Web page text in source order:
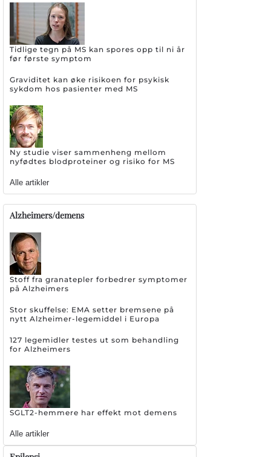
Tidlige tegn på MS kan spores opp til ni år
før første symptom
Graviditet kan øke risikoen for psykisk
sykdom hos pasienter med MS
Ny studie viser sammenheng mellom
nyfødtes blodproteiner og risiko for MS
Alle artikler
Alzheimers/demens
Stoff fra granatepler forbedrer symptomer
på Alzheimers
Stor skuffelse: EMA setter bremsene på
nytt Alzheimer-legemiddel i Europa
127 legemidler testes ut som behandling
for Alzheimers
SGLT2-hemmere har effekt mot demens
Alle artikler